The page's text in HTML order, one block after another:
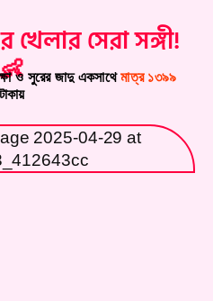
সেরা সঙ্গী!
👶ও সুরের জাদু একসাথেমাত্র ১৩৯৯
টাকায়